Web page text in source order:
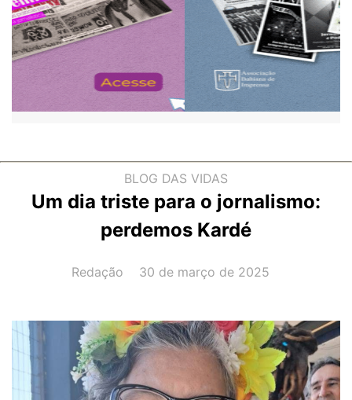
BLOG DAS VIDAS
Um dia triste para o jornalismo:
perdemos Kardé
AUTOR(A):
Redação DATA:
30 de março de 2025